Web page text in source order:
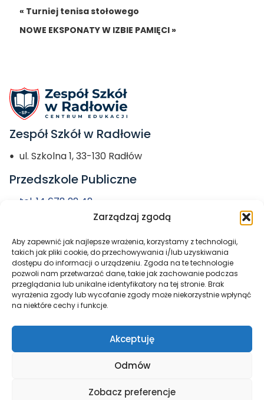
Zarządzaj zgodą
Aby zapewnić jak najlepsze wrażenia, korzystamy z technologii,
takich jak pliki cookie, do przechowywania i/lub uzyskiwania
dostępu do informacji o urządzeniu. Zgoda na te technologie
pozwoli nam przetwarzać dane, takie jak zachowanie podczas
przeglądania lub unikalne identyfikatory na tej stronie. Brak
wyrażenia zgody lub wycofanie zgody może niekorzystnie wpłynąć
na niektóre cechy i funkcje.
Akceptuję
Odmów
Zobacz preferencje
« Turniej tenisa stołowego
NOWE EKSPONATY W IZBIE PAMIĘCI »
Zespół Szkół w Radłowie
ul. Szkolna 1, 33-130 Radłów
Przedszkole Publiczne
tel. 14 678 22 42
przedszkole@zs-radlow.pl
Miasto i Gmina
Radłów
Wszelkie prawa zastrzeżone © 2026Zespół Szkół w